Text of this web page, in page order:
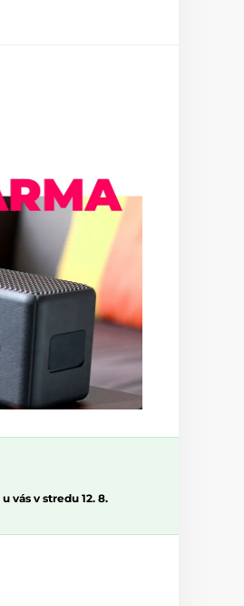
u vás v stredu 12. 8.